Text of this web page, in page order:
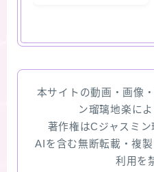
本サイトの動画・画像
ン瑠璃地楽に
著作権はCジャスミ
AIを含む無断転載・複
利用を